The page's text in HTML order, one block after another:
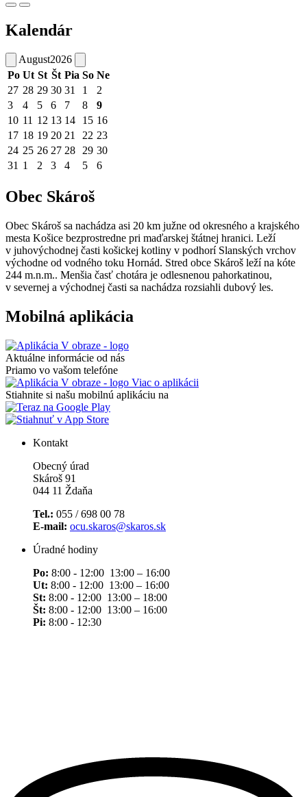
Kalendár
August2026
Po Ut St Št Pia So Ne
27 28 29 30 31 1
2
3
4 5 6 7 8
9
10 11 12 13 14 15 16
17 18 19 20 21 22 23
24 25 26 27 28 29 30
31 1 2 3 4 5 6
Obec Skároš
Obec Skároš sa nachádza asi 20 km južne od okresného a krajského
mesta Košice bezprostredne pri maďarskej štátnej hranici. Leží
v juhovýchodnej časti košickej kotliny v podhorí Slanských vrchov
východne od vodného toku Hornád. Stred obce Skároš leží na kóte
244 m.n.m.. Menšia časť chotára je odlesnenou pahorkatinou,
v severnej a východnej časti sa nachádza rozsiahli dubový les.
Mobilná aplikácia
Aktuálne informácie od nás
Priamo vo vašom telefóne
Viac o aplikácii
Stiahnite si našu mobilnú aplikáciu na
Kontakt
Obecný úrad
Skároš 91
044 11 Ždaňa
Tel.: 055 / 698 00 78
E-mail: ocu.skaros@skaros.sk
Úradné hodiny
Po: 8:00 - 12:00 13:00 – 16:00
Ut: 8:00 - 12:00 13:00 – 16:00
St: 8:00 - 12:00 13:00 – 18:00
Št: 8:00 - 12:00 13:00 – 16:00
Pi: 8:00 - 12:30